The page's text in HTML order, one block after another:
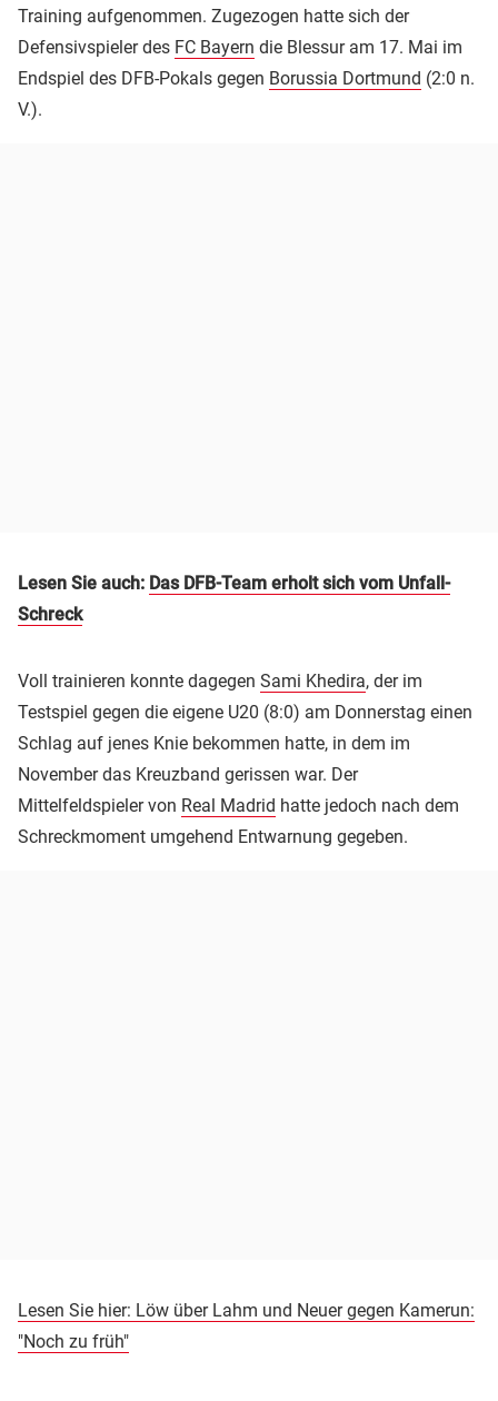
Training aufgenommen. Zugezogen hatte sich der
Defensivspieler des FC Bayern die Blessur am 17. Mai im
Endspiel des DFB-Pokals gegen Borussia Dortmund (2:0 n.
V.).
Lesen Sie auch: Das DFB-Team erholt sich vom Unfall-
Schreck
Voll trainieren konnte dagegen Sami Khedira, der im
Testspiel gegen die eigene U20 (8:0) am Donnerstag einen
Schlag auf jenes Knie bekommen hatte, in dem im
November das Kreuzband gerissen war. Der
Mittelfeldspieler von Real Madrid hatte jedoch nach dem
Schreckmoment umgehend Entwarnung gegeben.
Lesen Sie hier: Löw über Lahm und Neuer gegen Kamerun:
"Noch zu früh"